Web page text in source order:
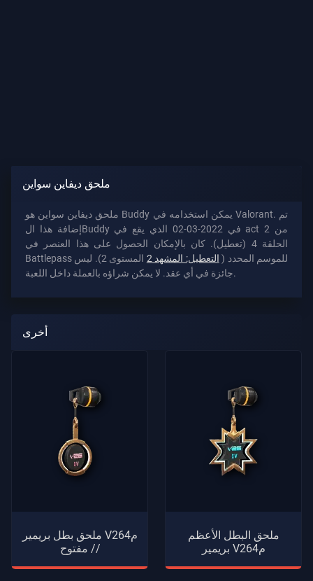
ملحق ديفاين سواين
ملحق ديفاين سواين هو Buddy يمكن استخدامه في Valorant. تم
إضافة هذا الBuddy في 2022-03-02 الذي يقع في act 2 من
الحلقة 4 (تعطيل). كان بالإمكان الحصول على هذا العنصر في
Battlepass للموسم المحدد ( التعطيل: المشهد 2
المستوى 2). ليس
جائزة في أي عقد. لا يمكن شراؤه بالعملة داخل اللعبة.
أخرى
ملحق بطل بريمير V26م4
// مفتوح
ملحق البطل الأعظم
بريمير V26م4